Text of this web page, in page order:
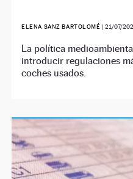
ELENA SANZ BARTOLOMÉ | 21/07/
La política
introducir regulaciones
coches usados.